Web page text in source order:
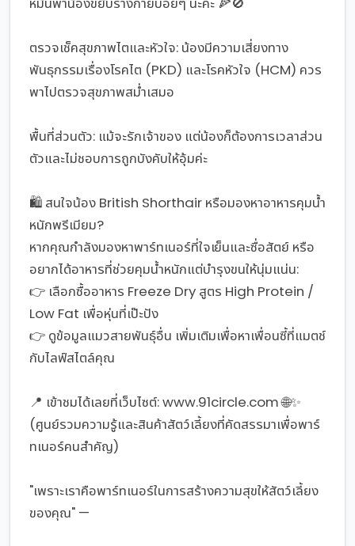
ตรวจเช็คสุขภาพไตและหัวใจ: น้องมีความเสี่ยงทาง
พันธุกรรมเรื่องโรคไต (PKD) และโรคหัวใจ (HCM) ควร
พาไปตรวจสุขภาพสม่ำเสมอ
พื้นที่ส่วนตัว: แม้จะรักเจ้าของ แต่น้องก็ต้องการเวลาส่วน
ตัวและไม่ชอบการถูกบังคับให้อุ้มค่ะ
🛍️ สนใจน้อง British Shorthair หรือมองหาอาหารคุมน้ำ
หนักพรีเมียม?
หากคุณกำลังมองหาพาร์ทเนอร์ที่ใจเย็นและซื่อสัตย์ หรือ
อยากได้อาหารที่ช่วยคุมน้ำหนักแต่บำรุงขนให้นุ่มแน่น:
👉 เลือกซื้ออาหาร Freeze Dry สูตร High Protein /
Low Fat เพื่อหุ่นที่เป๊ะปัง
👉 ดูข้อมูลแมวสายพันธุ์อื่น เพิ่มเติมเพื่อหาเพื่อนซี้ที่แมตช์
กับไลฟ์สไตล์คุณ
📍 เข้าชมได้เลยที่เว็บไซต์: www.91circle.com 🌐✨
(ศูนย์รวมความรู้และสินค้าสัตว์เลี้ยงที่คัดสรรมาเพื่อพาร์
ทเนอร์คนสำคัญ)
"เพราะเราคือพาร์ทเนอร์ในการสร้างความสุขให้สัตว์เลี้ยง
ของคุณ" —